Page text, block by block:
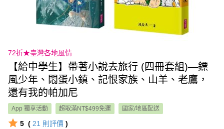
72折★臺灣各地風情
【給中學生】帶著小說去旅行 (四冊套組)—鏢
風少年、悶蛋小鎮、記恨家族、山羊、老鷹，
還有我的帕加尼
App 獨享活動 超取滿NT$499免運 國家/地區配送
5 ( 21 則評價 )